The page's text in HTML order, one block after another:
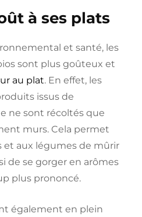
à ses plats
et santé, les
sont plus goûteux et
au plat. En effet, les
issus de
ne sont récoltés que
murs. Cela permet
aux légumes de mûrir
de se gorger en arômes
plus prononcé.
également en plein